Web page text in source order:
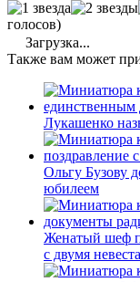
голосов)
Загрузка...
Также вам может
Лукашенко
Ольгу Бузову
юбилеем
Женатый шеф
с двумя